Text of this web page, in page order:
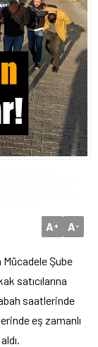
A+ A-
Şube
satıcılarına
saatlerinde
eş zamanlı